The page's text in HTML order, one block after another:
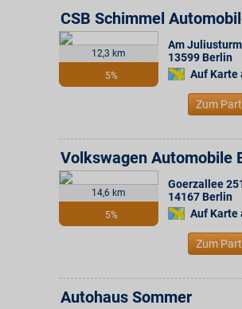
12,3 km
5%
CSB Schimmel
Am
13599 Berlin
Auf Karte
Zum
14,6 km
5%
Goerzallee
14167 Berlin
Auf Karte
Zum
Autohaus Sommer